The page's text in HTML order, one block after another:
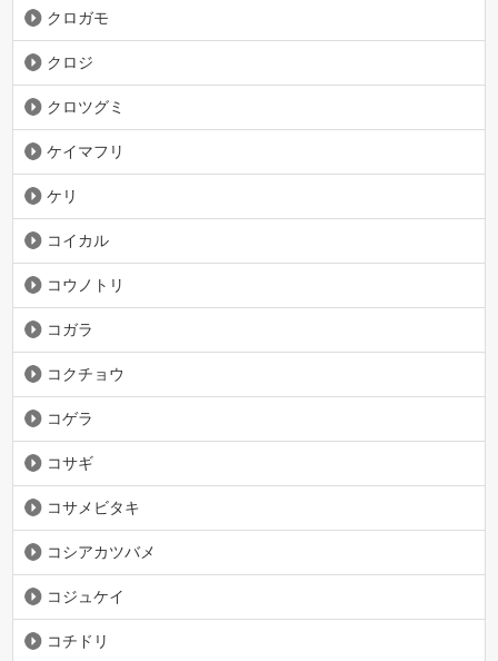
クロガモ
クロジ
クロツグミ
ケイマフリ
ケリ
コイカル
コウノトリ
コガラ
コクチョウ
コゲラ
コサギ
コサメビタキ
コシアカツバメ
コジュケイ
コチドリ